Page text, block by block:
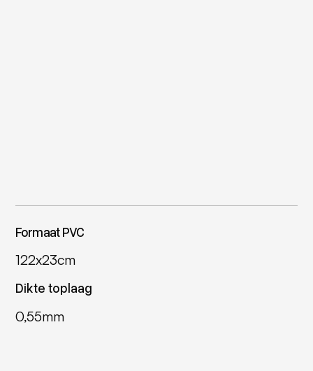
Formaat PVC
122x23cm
Dikte toplaag
0,55mm